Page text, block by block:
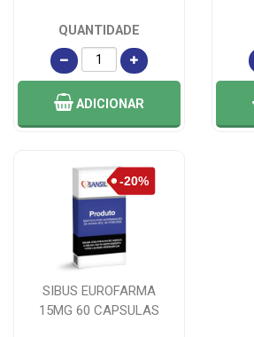
QUANTIDADE
ADICIONAR
SIBUS EUROFARMA
15MG 60 CAPSULAS